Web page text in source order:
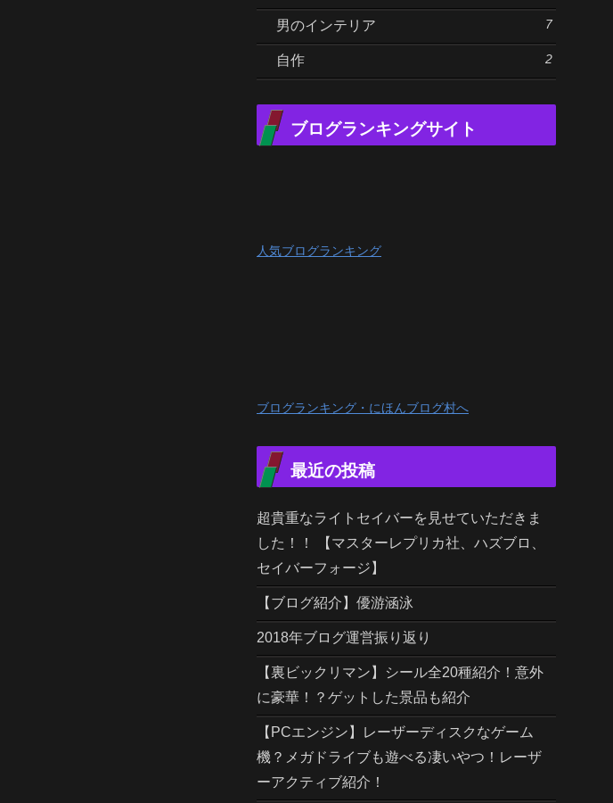
男のインテリア 7
自作 2
ブログランキングサイト
人気ブログランキング
ブログランキング・にほんブログ村へ
最近の投稿
超貴重なライトセイバーを見せていただきま
した！！ 【マスターレプリカ社、ハズブロ、
セイバーフォージ】
【ブログ紹介】優游涵泳
2018年ブログ運営振り返り
【裏ビックリマン】シール全20種紹介！意外
に豪華！？ゲットした景品も紹介
【PCエンジン】レーザーディスクなゲーム
機？メガドライブも遊べる凄いやつ！レーザ
ーアクティブ紹介！